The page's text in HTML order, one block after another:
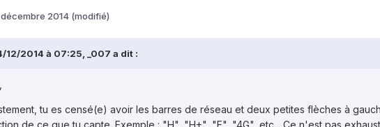
décembre 2014 (modifié)
12/2014 à 07:25, _007 a dit :
tu es censé(e) avoir les barres de réseau et deux petites flèches à